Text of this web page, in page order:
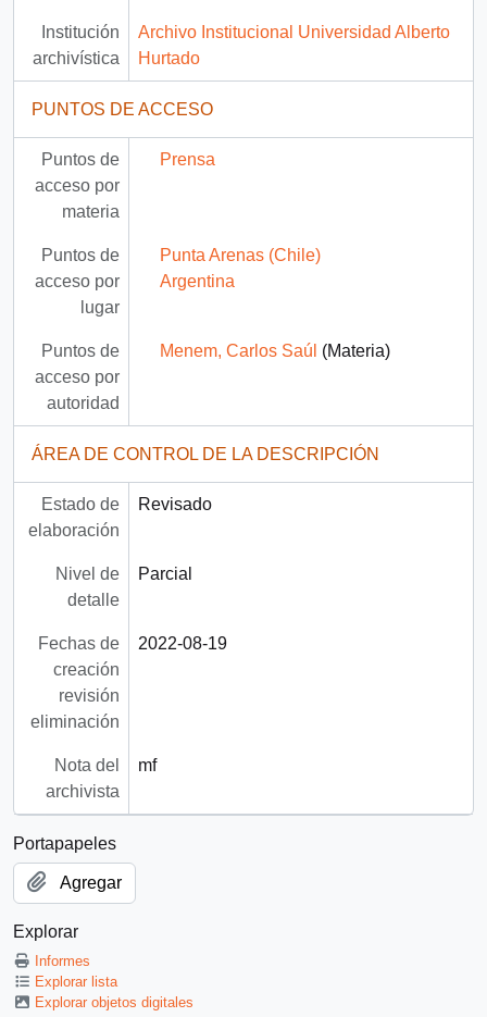
Institución
archivística
Archivo Institucional Universidad Alberto
Hurtado
PUNTOS DE ACCESO
Puntos de
acceso por
materia
Prensa
Puntos de
acceso por
lugar
Punta Arenas (Chile)
Argentina
Puntos de
acceso por
autoridad
Menem, Carlos Saúl (Materia)
ÁREA DE CONTROL DE LA DESCRIPCIÓN
Estado de
elaboración
Revisado
Nivel de
detalle
Parcial
Fechas de
creación
revisión
eliminación
2022-08-19
Nota del
archivista
mf
Portapapeles
Agregar
Explorar
Informes
Explorar lista
Explorar objetos digitales